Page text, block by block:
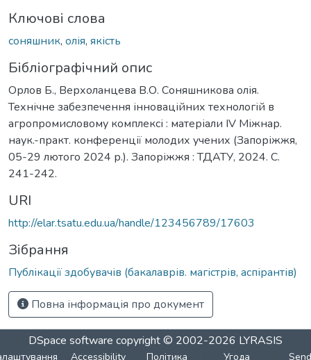
Ключові слова
соняшник, олія, якість
Бібліографічний опис
Орлов Б., Верхоланцева В.О. Соняшникова олія.
Технічне забезпечення інноваційних технологій в
агропромисловому комплексі : матеріали IV Міжнар.
наук.-практ. конференції молодих учених (Запоріжжя,
05-29 лютого 2024 р.). Запоріжжя : ТДАТУ, 2024. С.
241-242.
URI
http://elar.tsatu.edu.ua/handle/123456789/17603
Зібрання
Публікації здобувачів (бакалаврів. магістрів, аспірантів)
Повна інформація про документ
DSpace software copyright © 2002-2026 LYRASIS
Accessibility Політика Угода Send